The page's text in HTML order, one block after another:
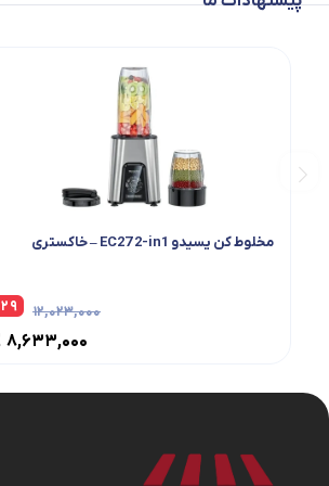
مخلوط کن یسیدو EC27 2-in1 – خاکستری
۱۲,۰۲۳,۰۰۰
۸,۶۳۳,۰۰۰
۲۹